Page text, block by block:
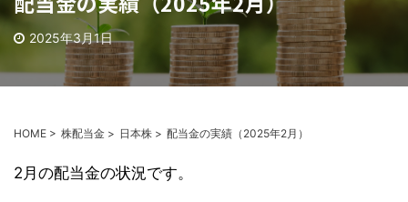
2025年3月1日
HOME > 株配当金 > 日本株 > 配当金の実績（2025年2月）
2月の配当金の状況です。